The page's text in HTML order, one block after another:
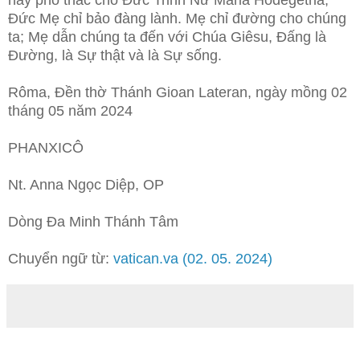
Đức Mẹ chỉ bảo đàng lành. Mẹ chỉ đường cho chúng
ta; Mẹ dẫn chúng ta đến với Chúa Giêsu, Đấng là
Đường, là Sự thật và là Sự sống.
Rôma, Đền thờ Thánh Gioan Lateran, ngày mồng 02
tháng 05 năm 2024
PHANXICÔ
Nt. Anna Ngọc Diệp, OP
Dòng Đa Minh Thánh Tâm
Chuyển ngữ từ: vatican.va (02. 05. 2024)